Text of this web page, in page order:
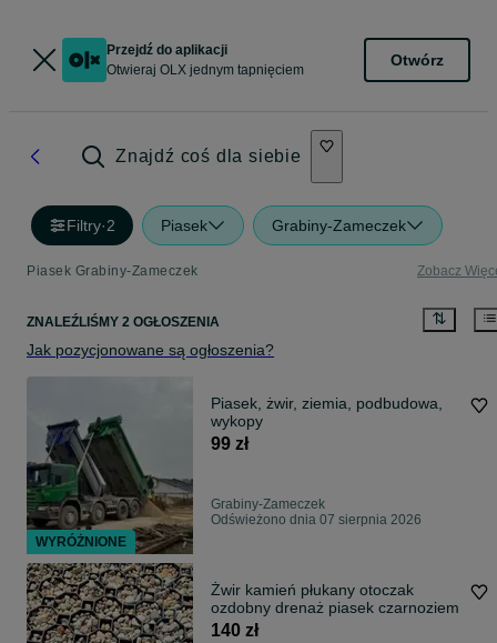
Przejdź do aplikacji
Otwieraj OLX jednym tapnięciem
Otwórz
Znajdź coś dla siebie
Filtry·2 Piasek Grabiny-Zameczek
Piasek Grabiny-Zameczek Zobacz
ZNALEŹLIŚMY 2 OGŁOSZENIA
Jak pozycjonowane są ogłoszenia?
Piasek, żwir, ziemia, podbudowa,
wykopy
99 zł
Grabiny-Zameczek
Odświeżono dnia 07 sierpnia 2026
Żwir kamień płukany otoczak
ozdobny drenaż piasek czarnoziem
140 zł
WYRÓŻNIONE